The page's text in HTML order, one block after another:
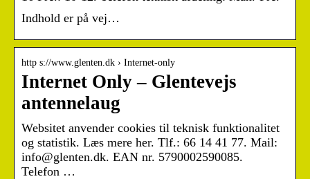
Indhold er på vej…
http s://www.glenten.dk › Internet-only
Internet Only – Glentevejs
antennelaug
Websitet anvender cookies til teknisk funktionalitet
og statistik. Læs mere her. Tlf.: 66 14 41 77. Mail:
info@glenten.dk. EAN nr. 5790002590085.
Telefon …